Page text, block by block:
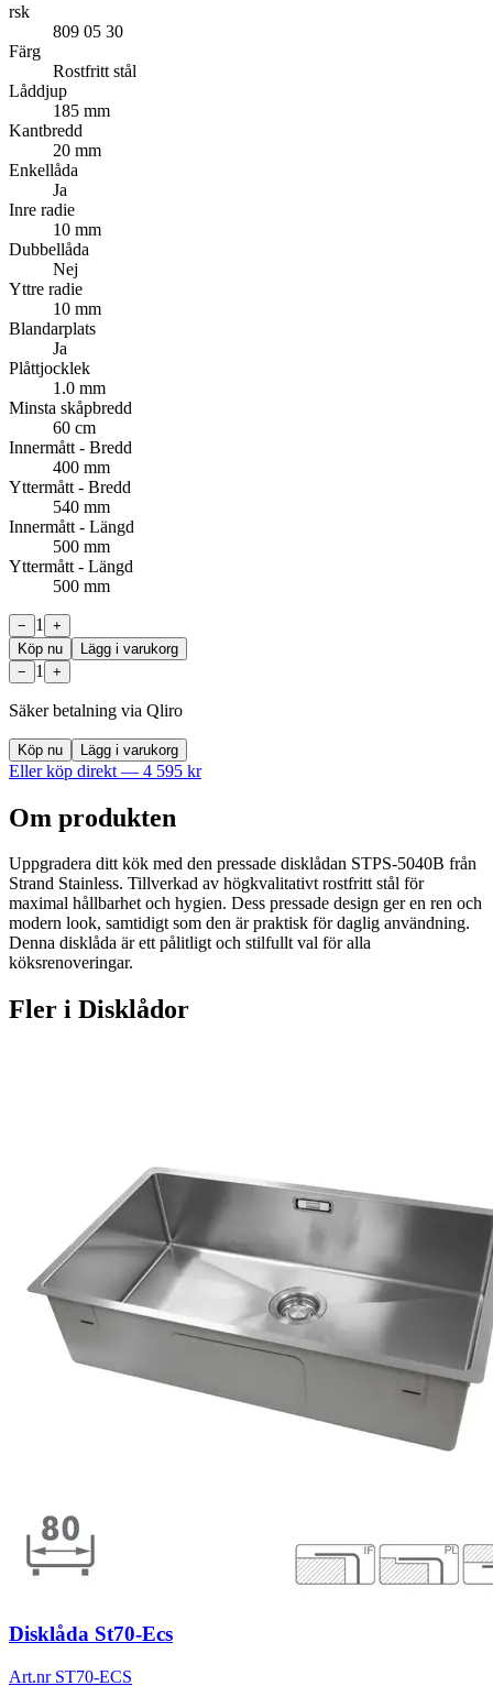
rsk
809 05 30
Färg
Rostfritt stål
Låddjup
185 mm
Kantbredd
20 mm
Enkellåda
Ja
Inre radie
10 mm
Dubbellåda
Nej
Yttre radie
10 mm
Blandarplats
Ja
Plåttjocklek
1.0 mm
Minsta skåpbredd
60 cm
Innermått - Bredd
400 mm
Yttermått - Bredd
540 mm
Innermått - Längd
500 mm
Yttermått - Längd
500 mm
− 1
+
Köp nu
Lägg i varukorg
−
1 +
Säker betalning via Qliro
Köp nu Lägg i varukorg
Eller köp direkt — 4 595 kr
Om produkten
Uppgradera ditt kök med den pressade disklådan STPS-5040B från
Strand Stainless. Tillverkad av högkvalitativt rostfritt stål för
maximal hållbarhet och hygien. Dess pressade design ger en ren och
modern look, samtidigt som den är praktisk för daglig användning.
Denna disklåda är ett pålitligt och stilfullt val för alla
köksrenoveringar.
Fler i Disklådor
Disklåda St70-Ecs
Art.nr ST70-ECS